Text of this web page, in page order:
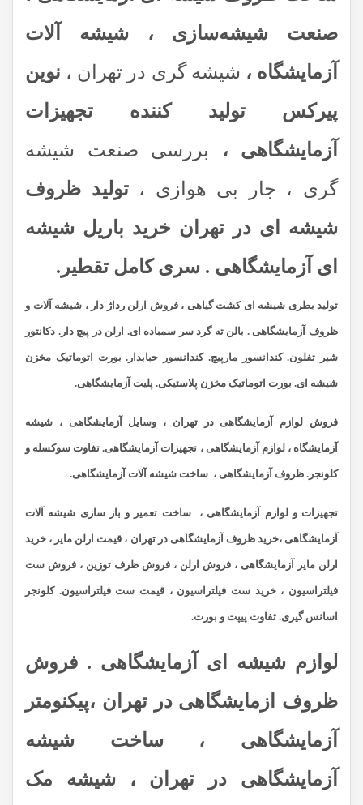
صنعت شیشه‌سازی ، شیشه آلات
آزمایشگاه ، شیشه گری در تهران ، نوین
پیرکس تولید کننده تجهیزات
آزمایشگاهی ، بررسی صنعت شیشه
گری ، جار بی هوازی ،تولید ظروف
شیشه ای در تهران خرید باریل شیشه
ای آزمایشگاهی . سری کامل تقطیر.
تولید بطری شیشه ای کشت گیاهی ، فروش ارلن رداژ دار ، شیشه آلات و
ظروف آزمایشگاهی . بالن ته گرد سر سمباده ای. ارلن در پیچ دار. دکانتور
شیر تفلون. کندانسور مارپیچ. کندانسور حبابدار. بورت اتوماتیک مخزن
شیشه ای. بورت اتوماتیک مخزن پلاستیکی. پلیت آزمایشگاهی.
فروش لوازم آزمایشگاهی در تهران ، وسایل آزمایشگاهی ، شیشه
آزمایشگاه ، لوازم آزمایشگاهی ، تجهیزات آزمایشگاهی. تفاوت سوکسله و
کلونجر. ظروف آزمایشگاهی ، ساخت شیشه آلات آزمایشگاهی.
تجهیزات و لوازم آزمایشگاهی ، ساخت تعمیر و باز سازی شیشه آلات
آزمایشگاهی ،خرید ظروف آزمایشگاهی در تهران ، قیمت ارلن مایر ، خرید
ارلن مایر آزمایشگاهی ، فروش ارلن ، فروش ظرف توزین ، فروش ست
فیلتراسیون ، خرید ست فیلتراسیون ، قیمت ست فیلتراسیون. کلونجر
اسانس گیری. تفاوت پیپت و بورت.
لوازم شیشه ای آزمایشگاهی . فروش
ظروف ازمایشگاهی در تهران ،پیکنومتر
آزمایشگاهی ، ساخت شیشه
آزمایشگاهی در تهران ، شیشه مک